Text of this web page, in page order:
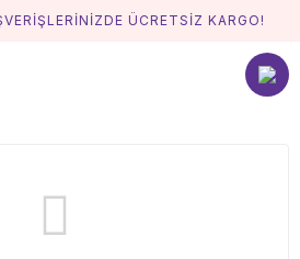
ÜCRETSİZ KARGO!